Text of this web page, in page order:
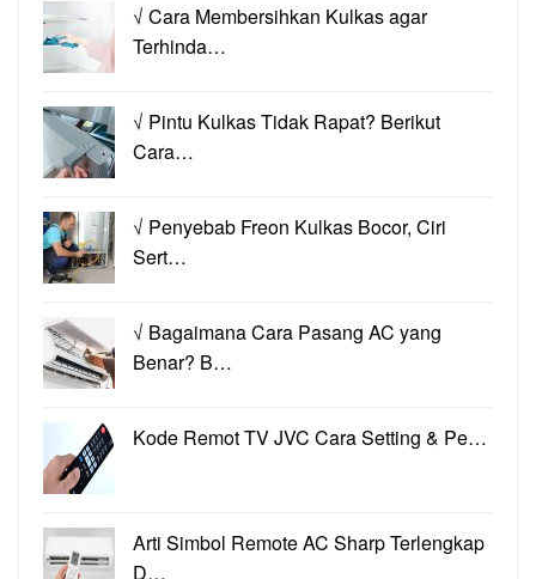
√ Cara Membersihkan Kulkas agar
Terhinda…
√ Pintu Kulkas Tidak Rapat? Berikut
Cara…
√ Penyebab Freon Kulkas Bocor, Ciri
Sert…
√ Bagaimana Cara Pasang AC yang
Benar? B…
Kode Remot TV JVC Cara Setting & Pe…
Arti Simbol Remote AC Sharp Terlengkap
D…